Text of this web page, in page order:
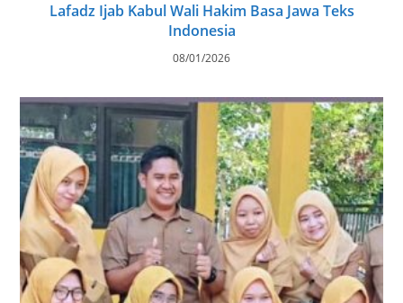
Lafadz Ijab Kabul Wali Hakim Basa Jawa Teks
Indonesia
08/01/2026